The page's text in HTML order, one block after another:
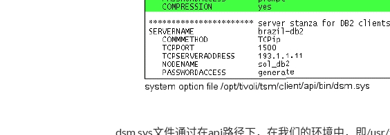
dsm.sys文件通过在api路径下，在我们的环境中，即/